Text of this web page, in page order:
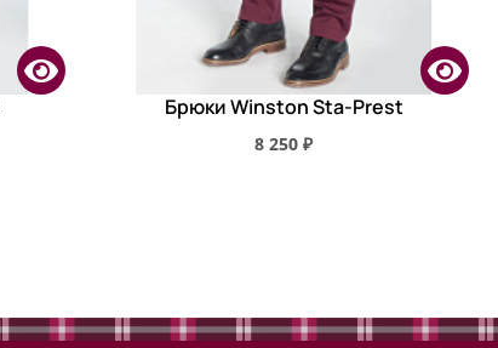
Брюки Winston Sta-Prest
8 250 ₽